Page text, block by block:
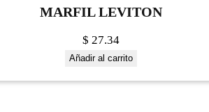
MARFIL LEVITON
$ 27.34
Añadir al carrito